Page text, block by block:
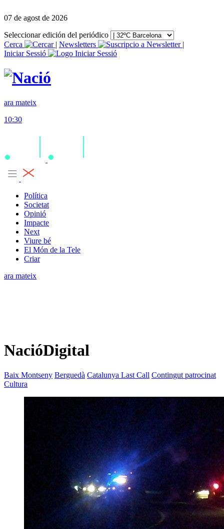
07 de agost de 2026
Seleccionar edición del periódico
Cerca
| Newsletters
|
Iniciar Sessió
ara mateix
10:30
Política
Societat
Opinió
Impacte
Next
Viure bé
El Món de la Tele
Criar
ara mateix
NacióDigital
Baix Montseny Berguedà Catalunya Last Call Contingut patrocinat
Cultura